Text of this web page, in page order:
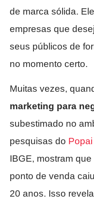
de marca sólida.
empresas que
seus públicos de
no momento certo.
Muitas vezes,
marketing para
subestimado no
pesquisas do
IBGE, mostram
ponto de venda
20 anos. Isso